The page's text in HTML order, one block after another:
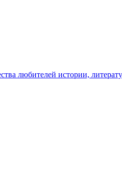
любителей истории,